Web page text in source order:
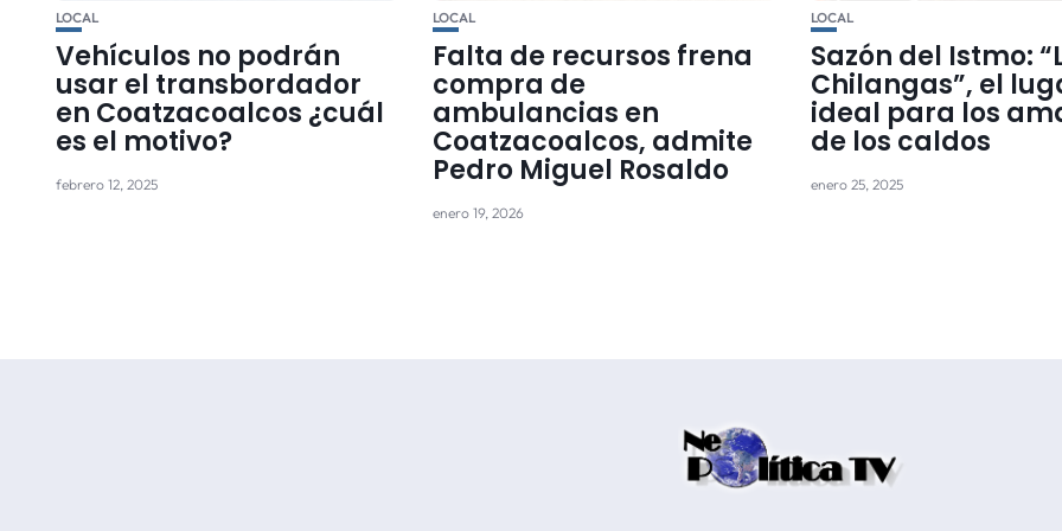
LOCAL
Vehículos no podrán
usar el transbordador
en Coatzacoalcos ¿cuál
es el motivo?
febrero 12, 2025
LOCAL
Falta de recursos frena
compra de
ambulancias en
Coatzacoalcos, admite
Pedro Miguel Rosaldo
enero 19, 2026
LOCAL
Sazón del Istmo:
Chilangas”, el
ideal para los
de los caldos
enero 25, 2025